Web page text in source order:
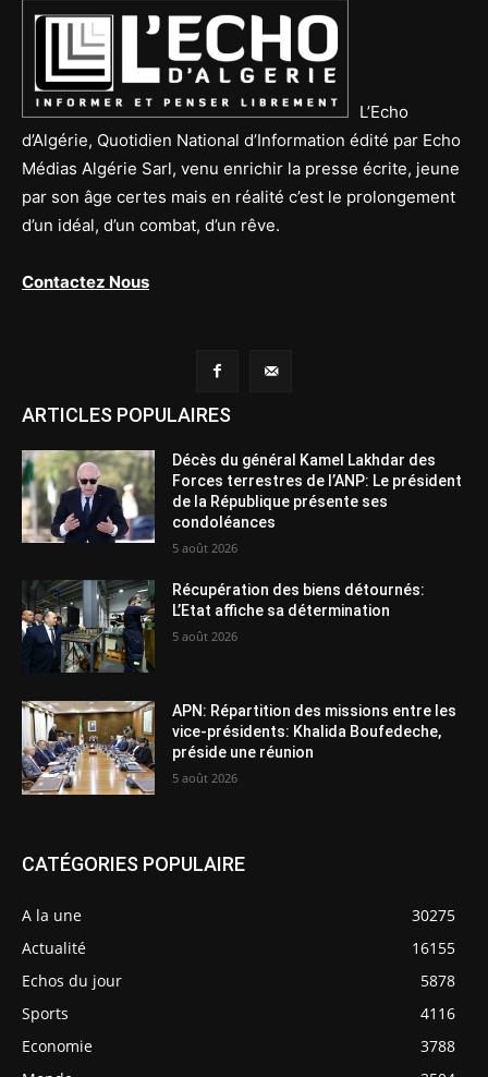
L’Echo
d’Algérie, Quotidien National d’Information édité par Echo
Médias Algérie Sarl, venu enrichir la presse écrite, jeune
par son âge certes mais en réalité c’est le prolongement
d’un idéal, d’un combat, d’un rêve.
Contactez Nous
ARTICLES POPULAIRES
Décès du général Kamel Lakhdar des
Forces terrestres de l’ANP: Le président
de la République présente ses
condoléances
5 août 2026
Récupération des biens détournés:
L’Etat affiche sa détermination
5 août 2026
APN: Répartition des missions entre les
vice-présidents: Khalida Boufedeche,
préside une réunion
5 août 2026
CATÉGORIES POPULAIRE
A la une
30275
Actualité
16155
Echos du jour
5878
Sports
4116
Economie
3788